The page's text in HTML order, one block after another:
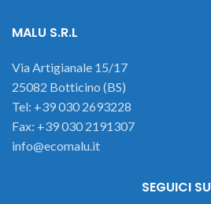
MALU S.R.L
Via Artigianale 15/17
25082 Botticino (BS)
Tel: +39 030 2693228
Fax: +39 030 2191307
info@ecomalu.it
SEGUICI SU